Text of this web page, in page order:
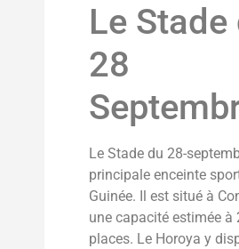
Le Stade
28
Le Stade du 28-
principale enceinte
Guinée. Il est situé à
une capacité estimée à
places. Le Horoya y